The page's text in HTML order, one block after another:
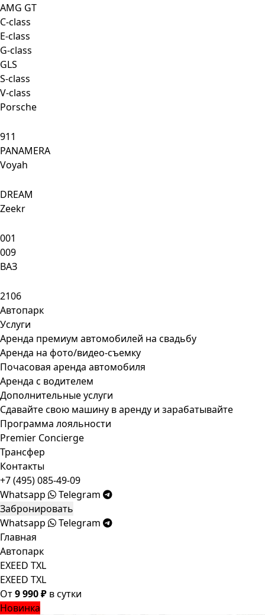
AMG GT
C-class
E-class
G-class
GLS
S-class
V-class
Porsche
911
PANAMERA
Voyah
DREAM
Zeekr
001
009
ВАЗ
2106
Автопарк
Услуги
Аренда премиум автомобилей на свадьбу
Аренда на фото/видео-съемку
Почасовая аренда автомобиля
Аренда с водителем
Дополнительные услуги
Сдавайте свою машину в аренду и зарабатывайте
Программа лояльности
Premier Concierge
Трансфер
Контакты
+7 (495) 085-49-09
Whatsapp
Telegram
Забронировать
Whatsapp
Telegram
Главная
Автопарк
EXEED TXL
EXEED TXL
От9 990 ₽ в сутки
Новинка